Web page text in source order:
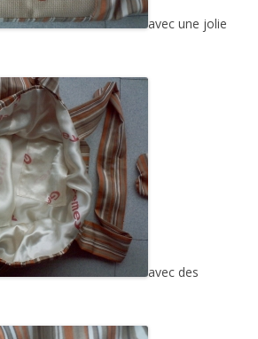
avec une jolie
avec des